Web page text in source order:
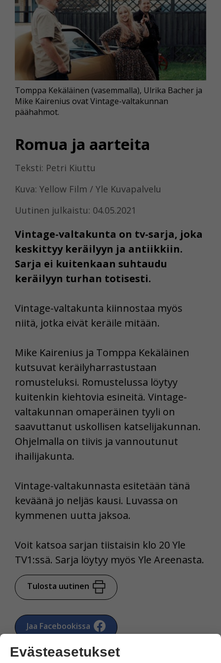
Romua ja aarteita
Teksti: Petri Kiuttu
Kuva: Yellow Film / Yle Kuvapalvelu
Uutinen julkaistu: 04.05.2021
Vintage-valtakunta on tv-sarja, joka
keskittyy keräilyyn ja antiikkiin.
Sarja ei kuitenkaan suhtaudu
keräilyyn turhan totisesti.
Tomppa Kekäläinen (vasemmalla), Ulrika Bacher ja
Mike Kairenius ovat Vintage-valtakunnan
päähahmot.
Vintage-valtakunta kiinnostaa myös
niitä, jotka eivät keräile mitään.
Mike Kairenius ja Tomppa Kekäläinen
kutsuvat keräilyharrastustaan
romusteluksi. Romustelussa löytyy
kuitenkin kiehtovia esineitä. Vintage-
valtakunnan omaperäinen tyyli on
saavuttanut uskollisen katselijakunnan.
Ohjelmalla on tiivis ja vannoutunut
ihailijakunta.
Vintage-valtakunnasta esitetään tänä
keväänä jo neljäs kausi. Luvassa on
kymmenen uutta jaksoa.
Voit katsoa sarjan tiistaisin klo 20 Yle
TV1:ssä. Sarja löytyy myös Yle Areenasta.
Tulosta uutinen
Jaa Facebookissa
Evästeasetukset